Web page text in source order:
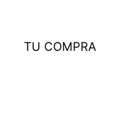
TU COMPRA